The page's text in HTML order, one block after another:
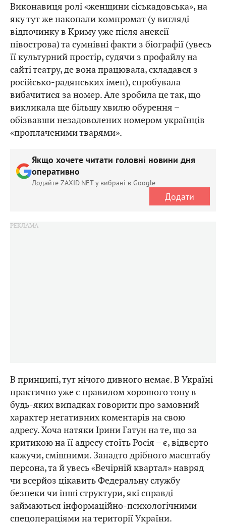
Виконавиця ролі «женщини сіськадовська», на
яку тут же накопали компромат (у вигляді
відпочинку в Криму уже після анексії
півострова) та сумнівні факти з біографії (увесь
її культурний простір, судячи з профайлу на
сайті театру, де вона працювала, складався з
російсько-радянських імен), спробувала
вибачитися за номер. Але зробила це так, що
викликала ще більшу хвилю обурення –
обізвавши незадоволених номером українців
«проплаченими тварями».
Якщо хочете читати головні новини дня
оперативно
Додайте ZAXID.NET у вибрані в Google
Додати
В принципі, тут нічого дивного немає. В Україні
практично уже є правилом хорошого тону в
будь-яких випадках говорити про замовний
характер негативних коментарів на свою
адресу. Хоча натяки Ірини Гатун на те, що за
критикою на її адресу стоїть Росія – є, відверто
кажучи, смішними. Занадто дрібного масштабу
персона, та й увесь «Вечірній квартал» навряд
чи всерйоз цікавить Федеральну службу
безпеки чи інші структури, які справді
займаються інформаційно-психологічними
спецопераціями на території України.